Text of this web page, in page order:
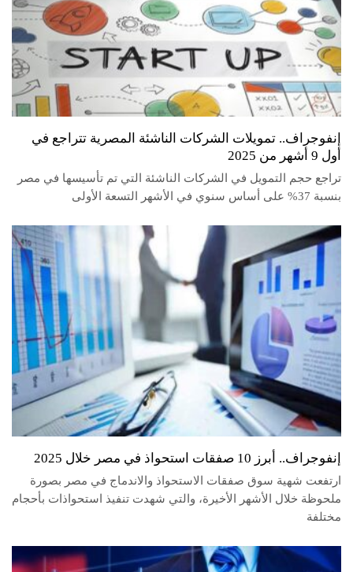
إنفوجراف.. تمويلات الشركات الناشئة المصرية تتراجع في
أول 9 أشهر من 2025
تراجع حجم التمويل في الشركات الناشئة التي تم تأسيسها في مصر
بنسبة 37% على أساس سنوي في الأشهر التسعة الأولى
إنفوجراف.. أبرز 10 صفقات استحواذ في مصر خلال 2025
ارتفعت شهية سوق صفقات الاستحواذ والاندماج في مصر بصورة
ملحوظة خلال الأشهر الأخيرة، والتي شهدت تنفيذ استحواذات بأحجام
مختلفة